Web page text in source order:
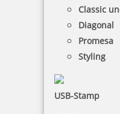
Classic
Diagonal
Promesa
Styling
USB-Stamp
COLORIS